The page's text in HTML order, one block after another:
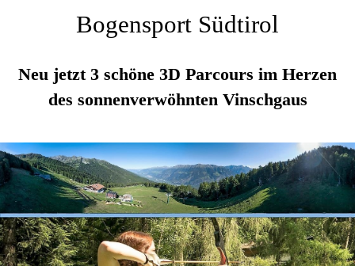
Bogensport Südtirol
Neu jetzt 3 schöne 3D Parcours im Herzen
des sonnenverwöhnten Vinschgaus